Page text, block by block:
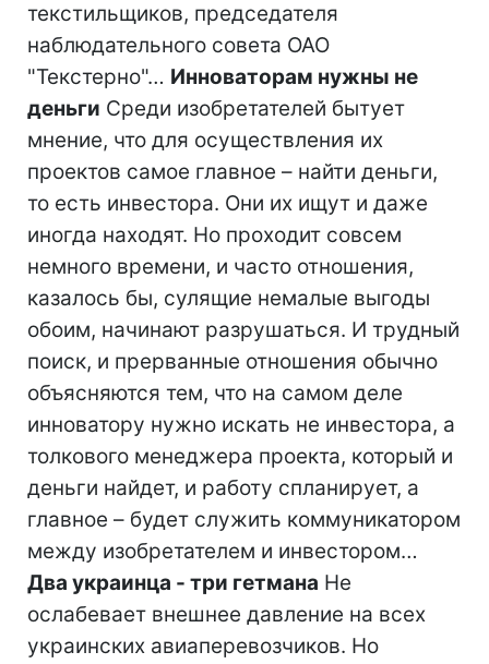
текстильщиков, председателя
наблюдательного совета ОАО
"Текстерно"… Инноваторам нужны не
деньги Среди изобретателей бытует
мнение, что для осуществления их
проектов самое главное – найти деньги,
то есть инвестора. Они их ищут и даже
иногда находят. Но проходит совсем
немного времени, и часто отношения,
казалось бы, сулящие немалые выгоды
обоим, начинают разрушаться. И трудный
поиск, и прерванные отношения обычно
объясняются тем, что на самом деле
инноватору нужно искать не инвестора, а
толкового менеджера проекта, который и
деньги найдет, и работу спланирует, а
главное – будет служить коммуникатором
между изобретателем и инвестором…
Два украинца - три гетмана Не
ослабевает внешнее давление на всех
украинских авиаперевозчиков. Но